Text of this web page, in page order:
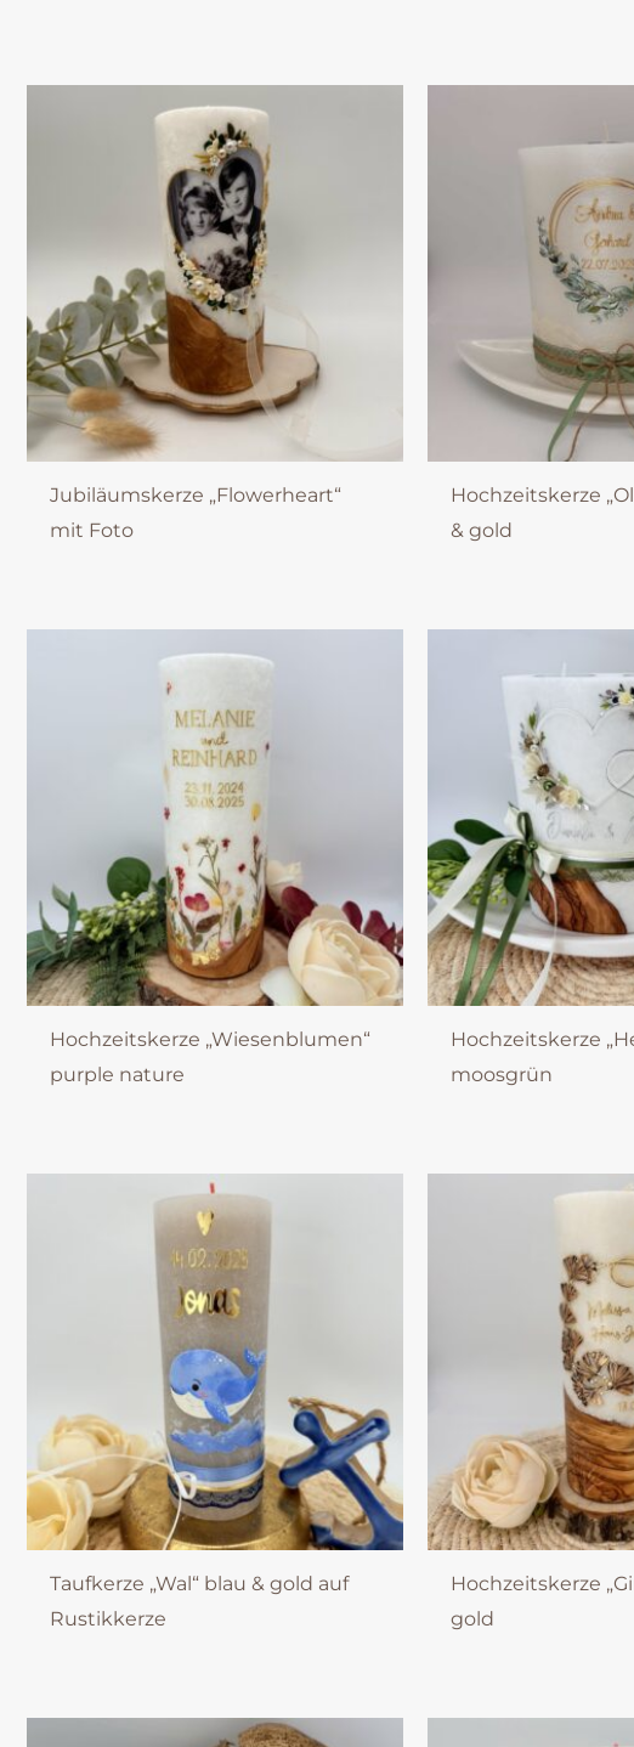
Jubiläumskerze „Flowerheart“
mit Foto
Hochzeitskerze
& gold
Hochzeitskerze „Wiesenblumen“
purple nature
Hochzeitskerze
moosgrün
Taufkerze „Wal“ blau & gold auf
Rustikkerze
Hochzeitskerze
gold